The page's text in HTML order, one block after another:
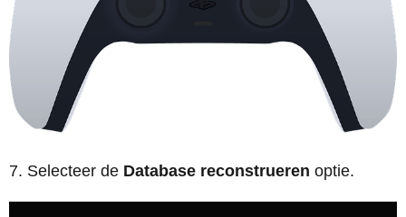
Selecteer de Database reconstrueren optie.